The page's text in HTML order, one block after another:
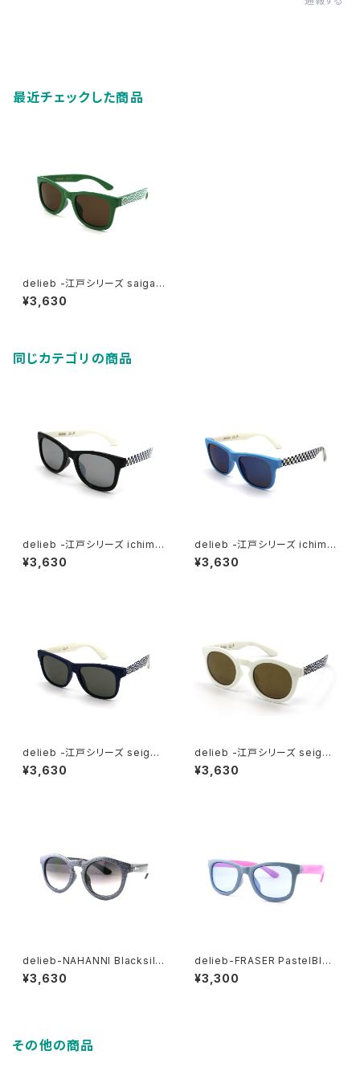
最近チェックした商品
delieb -江戸シリーズ saigaih
a FRASER Green/Brown-
KIDSsize
¥3,630
同じカテゴリの商品
delieb -江戸シリーズ ichimat
su FRASER Black/Silvermirr
or- KIDSsize
¥3,630
delieb -江戸シリーズ ichimat
su ULURU Mint/Bluemirror
- KIDSsize
¥3,630
delieb -江戸シリーズ seigai
ha ULURU Navy/Smoke-
KIDSsize
¥3,630
delieb -江戸シリーズ seigai
ha NAHANNI White/Goldmi
rror- KIDSsize
¥3,630
delieb-NAHANNI Blacksilv
erGlitter/Smokehalf- BAB
Ysize
¥3,630
delieb-FRASER PastelBlue
Pink/Lightsmoke- KIDSsi
ze
¥3,300
その他の商品